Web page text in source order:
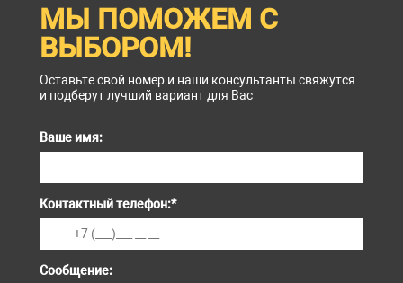
МЫ ПОМОЖЕМ С
ВЫБОРОМ!
Оставьте свой номер и наши консультанты свяжутся
и подберут лучший вариант для Вас
Ваше имя:
Контактный телефон:*
Сообщение: